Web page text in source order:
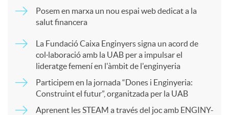
Posem en marxa un nou espai web dedicat a la
salut financera
La Fundació Caixa Enginyers signa un acord de
col·laboració amb la UAB per a impulsar el
lideratge femení en l'àmbit de l'enginyeria
Participem en la jornada “Dones i Enginyeria:
Construint el futur”, organitzada per la UAB
Aprenent les STEAM a través del joc amb ENGINY-